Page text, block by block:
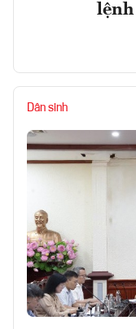
lệnh
Dân sinh